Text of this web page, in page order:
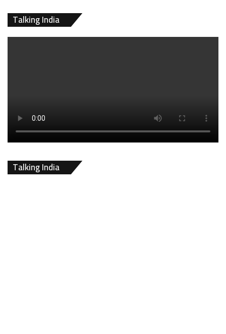
Talking India
Talking India